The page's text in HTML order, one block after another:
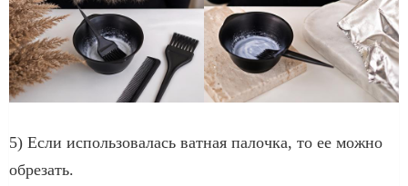
5) Если использовалась ватная палочка, то ее можно
обрезать.